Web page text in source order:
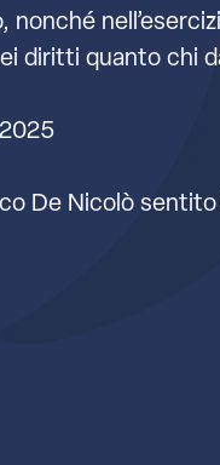
nonché
diritti quanto chi
De Nicolò